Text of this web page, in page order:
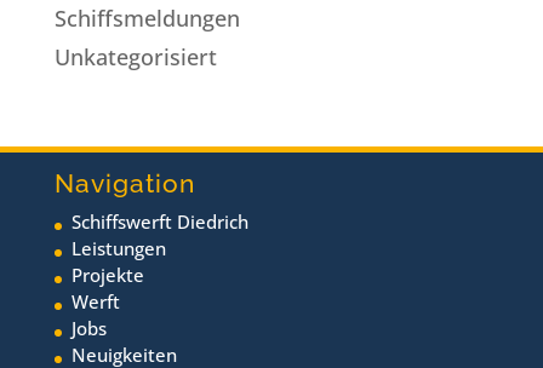
Schiffsmeldungen
Unkategorisiert
Navigation
Schiffswerft Diedrich
Leistungen
Projekte
Werft
Jobs
Neuigkeiten